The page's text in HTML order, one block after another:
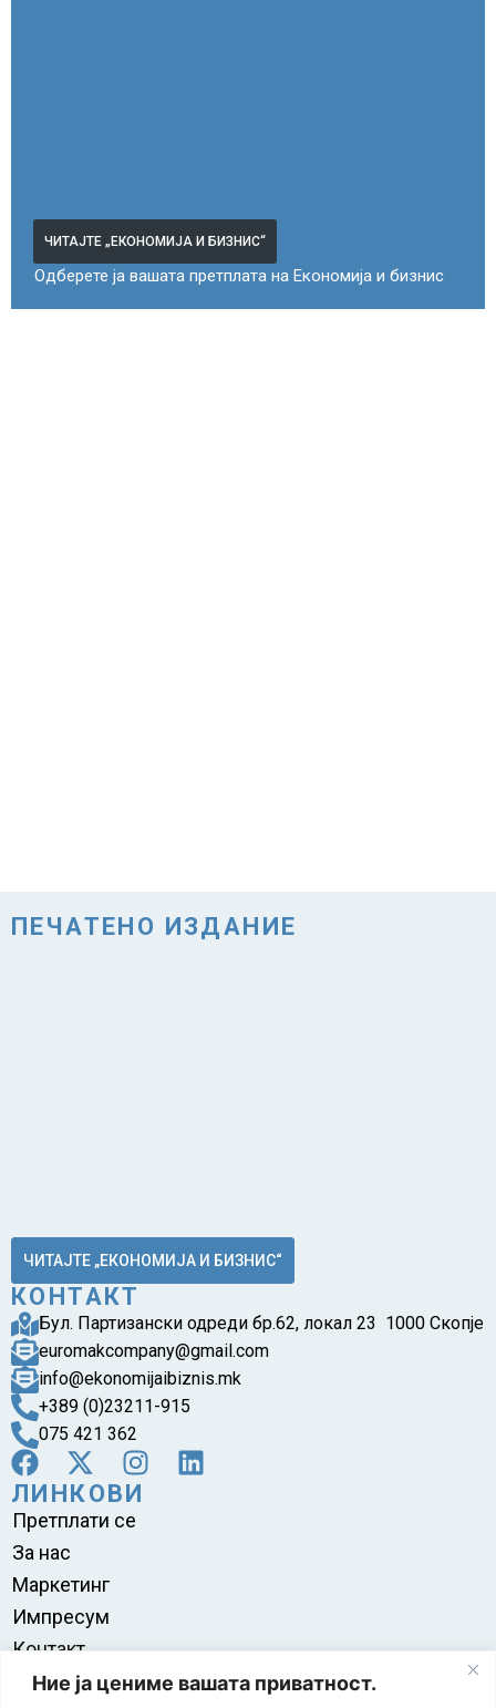
Ние ја цениме вашата приватност.
ЧИТАЈТЕ „ЕКОНОМИЈА И БИЗНИС“
Одберете ја вашата претплата на Економија и бизнис
ПЕЧАТЕНО ИЗДАНИЕ
ЧИТАЈТЕ „ЕКОНОМИЈА И БИЗНИС“
КОНТАКТ
Бул. Партизански одреди бр.62, локал 23 1000 Скопје
euromakcompany@gmail.com
info@ekonomijaibiznis.mk
+389 (0)23211-915
075 421 362
ЛИНКОВИ
Претплати се
За нас
Маркетинг
Импресум
Контакт
Правила на користење